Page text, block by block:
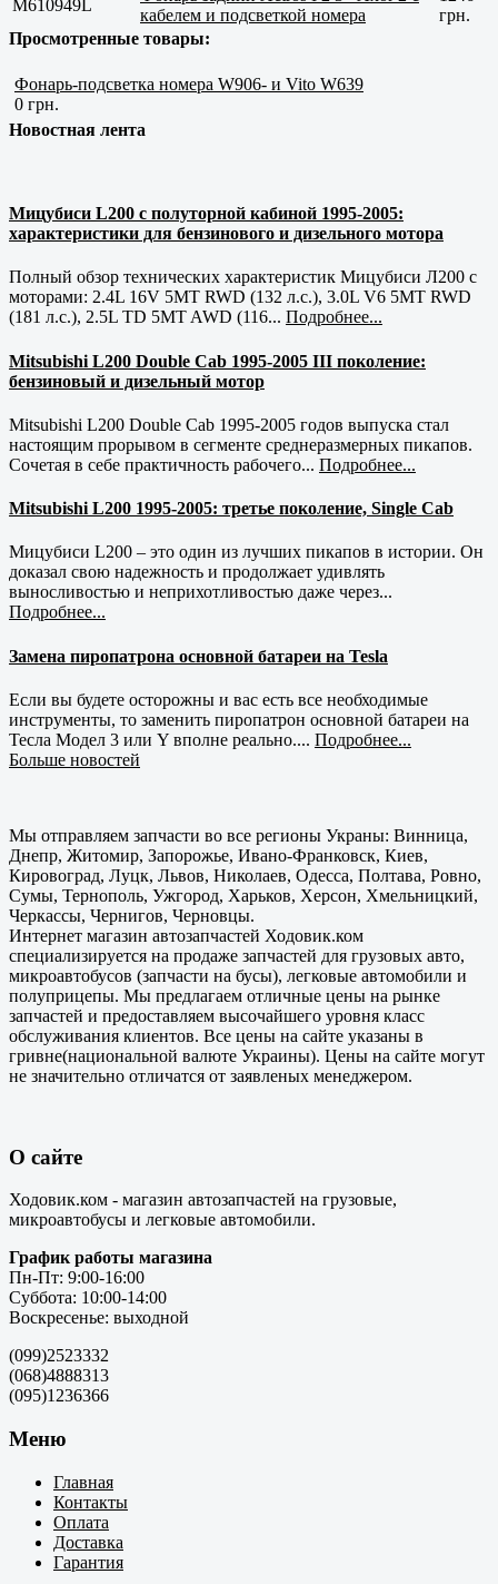
M610949L
кабелем и подсветкой номера
грн.
Просмотренные товары:
Фонарь-подсветка номера W906- и Vito W639
0 грн.
Новостная лента
Мицубиси L200 с полуторной кабиной 1995-2005:
характеристики для бензинового и дизельного мотора
Полный обзор технических характеристик Мицубиси Л200 с
моторами: 2.4L 16V 5MT RWD (132 л.с.), 3.0L V6 5MT RWD
(181 л.с.), 2.5L TD 5MT AWD (116... Подробнее...
Mitsubishi L200 Double Cab 1995-2005 III поколение:
бензиновый и дизельный мотор
Mitsubishi L200 Double Cab 1995-2005 годов выпуска стал
настоящим прорывом в сегменте среднеразмерных пикапов.
Сочетая в себе практичность рабочего... Подробнее...
Mitsubishi L200 1995-2005: третье поколение, Single Cab
Мицубиси L200 – это один из лучших пикапов в истории. Он
доказал свою надежность и продолжает удивлять
выносливостью и неприхотливостью даже через...
Подробнее...
Замена пиропатрона основной батареи на Tesla
Если вы будете осторожны и вас есть все необходимые
инструменты, то заменить пиропатрон основной батареи на
Тесла Модел 3 или Y вполне реально.... Подробнее...
Больше новостей
Мы отправляем запчасти во все регионы Украны: Винница,
Днепр, Житомир, Запорожье, Ивано-Франковск, Киев,
Кировоград, Луцк, Львов, Николаев, Одесса, Полтава, Ровно,
Сумы, Тернополь, Ужгород, Харьков, Херсон, Хмельницкий,
Черкассы, Чернигов, Черновцы.
Интернет магазин автозапчастей Ходовик.ком
специализируется на продаже запчастей для грузовых авто,
микроавтобусов (запчасти на бусы), легковые автомобили и
полуприцепы. Мы предлагаем отличные цены на рынке
запчастей и предоставляем высочайшего уровня класс
обслуживания клиентов. Все цены на сайте указаны в
гривне(национальной валюте Украины). Цены на сайте могут
не значительно отличатся от заявленых менеджером.
О сайте
Ходовик.ком - магазин автозапчастей на грузовые,
микроавтобусы и легковые автомобили.
График работы магазина
Пн-Пт: 9:00-16:00
Суббота: 10:00-14:00
Воскресенье: выходной
(099)2523332
(068)4888313
(095)1236366
Меню
Главная
Контакты
Оплата
Доставка
Гарантия